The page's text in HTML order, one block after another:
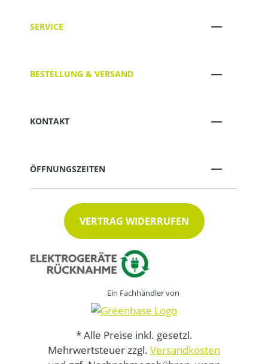
SERVICE
BESTELLUNG & VERSAND
KONTAKT
ÖFFNUNGSZEITEN
VERTRAG WIDERRUFEN
Ein Fachhändler von
* Alle Preise inkl. gesetzl.
Mehrwertsteuer zzgl. Versandkosten